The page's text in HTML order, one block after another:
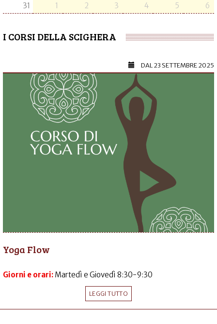
31
1 2 3 4 5 6
I CORSI DELLA SCIGHERA
DAL23 SETTEMBRE 2025
Yoga Flow
Giorni e orari: Martedì e Giovedì 8:30-9:30
LEGGI TUTTO